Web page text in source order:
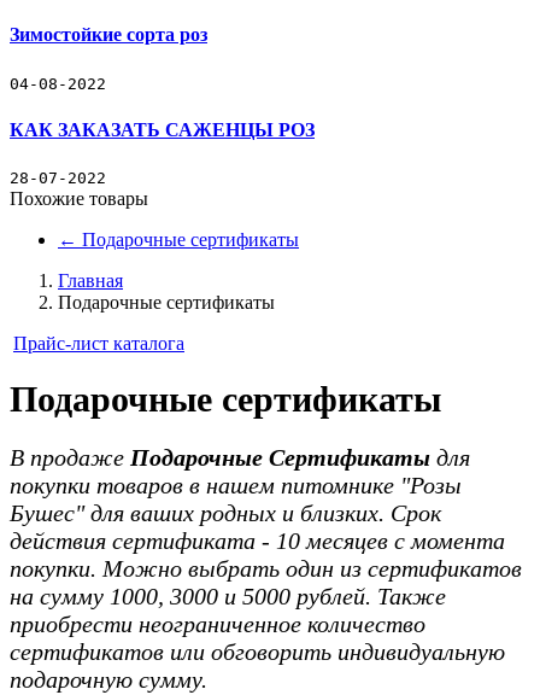
Все РОЗЫ
Подарочные сертификаты
ЧаВо
Доставка и Оплата заказов
Зимостойкие сорта роз
04-08-2022
КАК ЗАКАЗАТЬ САЖЕНЦЫ РОЗ
28-07-2022
Похожие товары
← Подарочные сертификаты
Главная
Подарочные сертификаты
Прайс-лист каталога
Подарочные сертификаты
В продаже Подарочные Сертификаты для
покупки товаров в нашем питомнике "Розы
Бушес" для ваших родных и близких. Срок
действия сертификата - 10 месяцев с момента
покупки. Можно выбрать один из сертификатов
на сумму 1000, 3000 и 5000 рублей. Также
приобрести неограниченное количество
сертификатов или обговорить индивидуальную
подарочную сумму.